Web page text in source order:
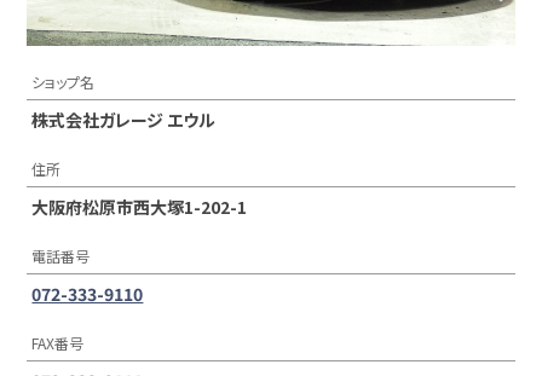
ショップ名
株式会社ガレージ エウル
住所
大阪府松原市西大塚1-202-1
電話番号
072-333-9110
FAX番号